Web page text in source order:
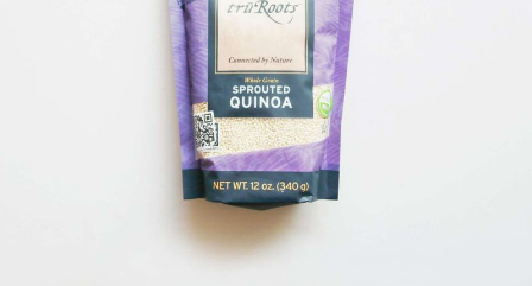
브랜드
푸드
키친
리빙